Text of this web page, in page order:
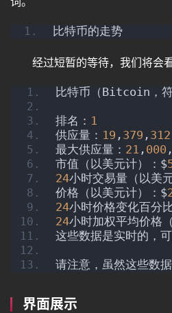
比特币的走势
经过短暂的等待，我们将会
比特币（Bitcoin，符
排名： 1
供应量： 19 , 379 , 312
最大供应量： 21 , 000 ,
市值（以美元计）：$
24小时交易量（以美
价格（以美元计）：$
24小时价格变化百分
24小时加权平均价格
这些数据是实时的，
请注意，虽然这些数
界面展示